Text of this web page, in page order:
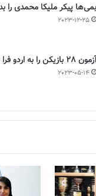
بمی‌ها پیکر ملیکا محمدی را
2023-12-25
آزمون 28 بازیکن را به اردو فرا خواند
2023-05-14